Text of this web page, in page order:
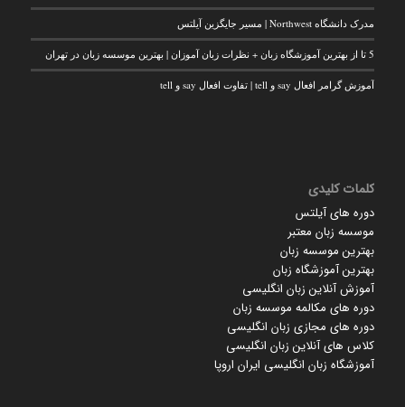
مدرک دانشگاه Northwest | مسیر جایگزین آیلتس
5 تا از بهترین آموزشگاه زبان + نظرات زبان آموزان | بهترین موسسه زبان در تهران
آموزش گرامر افعال say و tell | تفاوت افعال say و tell
کلمات کلیدی
دوره های آیلتس
موسسه زبان معتبر
بهترین موسسه زبان
بهترین آموزشگاه زبان
آموزش آنلاین زبان انگلیسی
دوره های مکالمه موسسه زبان
دوره های مجازی زبان انگلیسی
کلاس های آنلاین زبان انگلیسی
آموزشگاه زبان انگلیسی ایران اروپا